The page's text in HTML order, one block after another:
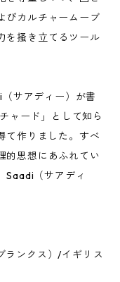
びカルチャームーブ
を掻き立てるツール
サアディー）が書
ャード」として知ら
て作りました。すべ
的思想にあふれてい
Saadi（サアディ
ランクス）/イギリス